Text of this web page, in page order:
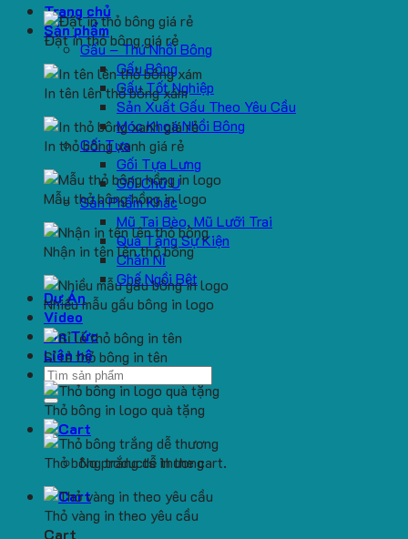
Trang chủ
Sản phẩm
Gấu – Thú Nhồi Bông
Gấu Bông
Gấu Tốt Nghiệp
Sản Xuất Gấu Theo Yêu Cầu
Móc Khoá Nhồi Bông
Gối Tựa
Gối Tựa Lưng
Gối Chữ U
Sản Phẩm Khác
Mũ Tai Bèo, Mũ Lưỡi Trai
Quà Tặng Sự Kiện
Chăn Nỉ
Ghế Ngồi Bệt
Dự Án
Video
Tin Tức
Liên hệ
Search
for:
No products in the cart.
Cart
Đặt in thỏ bông giá rẻ
In tên lên thỏ bông xám
In thỏ bông xanh giá rẻ
Mẫu thỏ bông hồng in logo
Nhận in tên lên thỏ bông
Nhiều mẫu gấu bông in logo
Sỉ lẻ thỏ bông in tên
Thỏ bông in logo quà tặng
Thỏ bông trắng dễ thương
Thỏ vàng in theo yêu cầu